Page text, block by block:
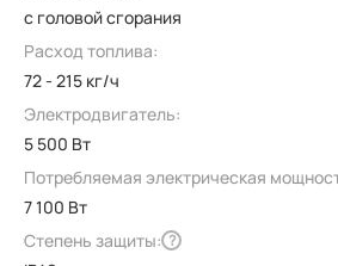
с головой сгорания
Расход топлива:
72 - 215 кг/ч
Электродвигатель:
5 500 Вт
Потребляемая электрическая
7 100 Вт
Степень защиты: ?